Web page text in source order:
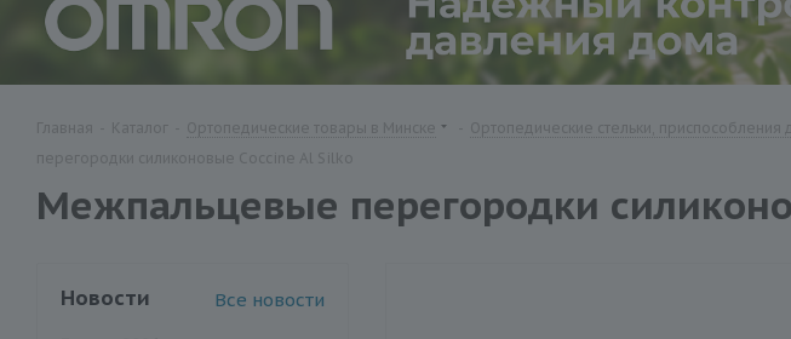
Межпальцевые перегородки
Новости Все новости